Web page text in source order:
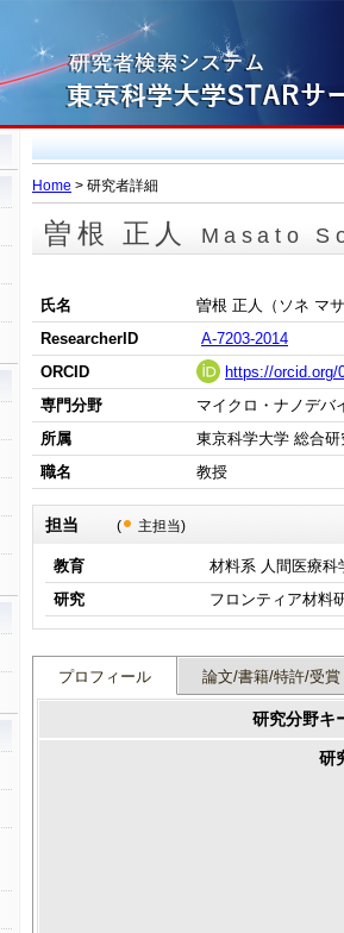
Home > 研究者詳細
曽根 正人 Masato
氏名
曽根 正人（ソネ マサ
ResearcherID
A-7203-2014
ORCID
https://orcid.org/
専門分野
マイクロ・ナノデバ
所属
東京科学大学 総合研
職名
教授
( 主担当)
教育 材料系 人間医療科
研究
プロフィール 論文/書籍/特許/受賞
研究分野キ
研